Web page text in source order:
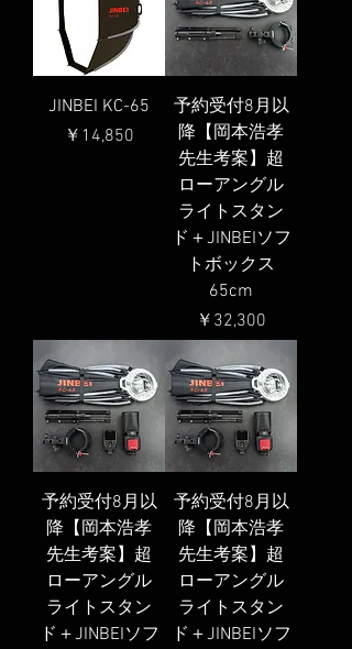
JINBEI KC-65
価格
￥14,850
予約受付8月以
降【岡本浩孝
先生考案】超
ローアングル
ライトスタン
ド＋JINBEIソフ
トボックス
65cm
価格
￥32,300
予約受付8月以
降【岡本浩孝
先生考案】超
ローアングル
ライトスタン
ド＋JINBEIソフ
予約受付8月以
降【岡本浩孝
先生考案】超
ローアングル
ライトスタン
ド＋JINBEIソフ